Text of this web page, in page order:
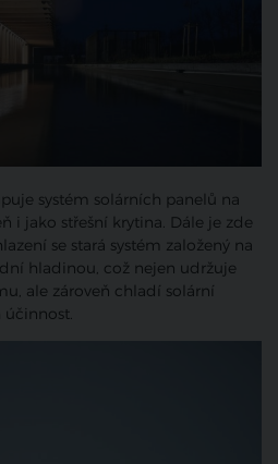
systém solárních panelů na
i jako střešní krytina. Dále je zde
se stará systém založený na
hladinou, což nejen udržuje
ale zároveň chladí solární
účinnost.